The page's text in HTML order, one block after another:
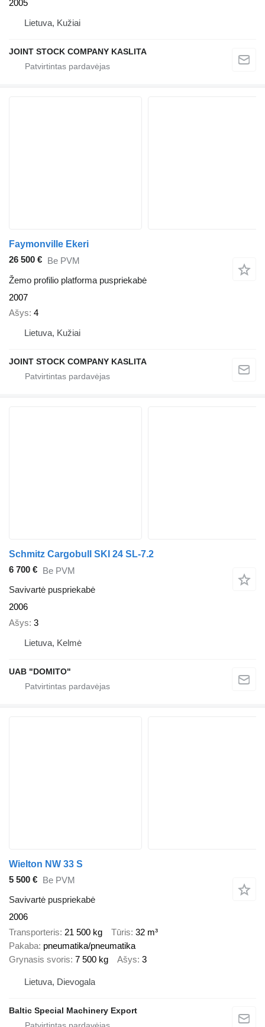
2005
Lietuva, Kužiai
JOINT STOCK COMPANY KASLITA
Faymonville Ekeri
26 500 € Be PVM
Žemo profilio platforma puspriekabė
2007
Ašys 4
Lietuva, Kužiai
JOINT STOCK COMPANY KASLITA
Schmitz Cargobull SKI 24 SL-7.2
6 700 € Be PVM
Savivartė puspriekabė
2006
Ašys 3
Lietuva, Kelmė
UAB "DOMITO"
Wielton NW 33 S
5 500 € Be PVM
Savivartė puspriekabė
2006
Transporteris 21 500 kg Tūris 32 m³
Pakaba pneumatika/pneumatika
Grynasis svoris 7 500 kg Ašys 3
Lietuva, Dievogala
Baltic Special Machinery Export